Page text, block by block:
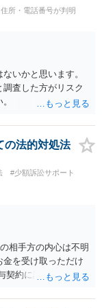
たので教えたりと
、青少年条例違反
らなくても処罰可
所・電話番号が判明
いかと思います。
査した方がリスク
の法的対処法
#少額訴訟サポート
相手方の内心は不明
を受け取っただけ
契約に該当すると思
さい。 ご不安であれ